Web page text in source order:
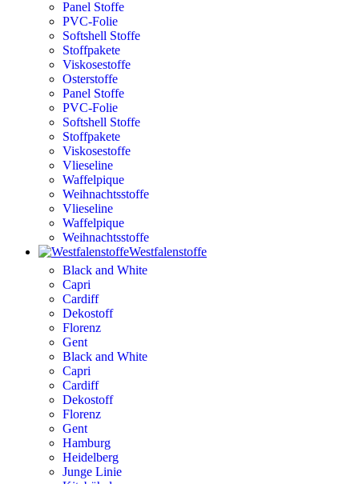
Panel Stoffe
PVC-Folie
Softshell Stoffe
Stoffpakete
Viskosestoffe
Osterstoffe
Panel Stoffe
PVC-Folie
Softshell Stoffe
Stoffpakete
Viskosestoffe
Vlieseline
Waffelpique
Weihnachtsstoffe
Vlieseline
Waffelpique
Weihnachtsstoffe
Westfalenstoffe
Black and White
Capri
Cardiff
Dekostoff
Florenz
Gent
Black and White
Capri
Cardiff
Dekostoff
Florenz
Gent
Hamburg
Heidelberg
Junge Linie